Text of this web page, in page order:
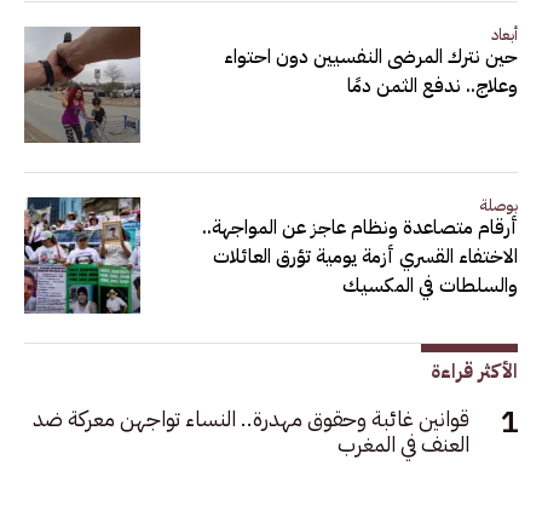
أبعاد
حين نترك المرضى النفسيين دون احتواء
وعلاج.. ندفع الثمن دمًا
بوصلة
أرقام متصاعدة ونظام عاجز عن المواجهة..
الاختفاء القسري أزمة يومية تؤرق العائلات
والسلطات في المكسيك
الأكثر قراءة
قوانين غائبة وحقوق مهدرة.. النساء تواجهن معركة ضد
العنف في المغرب